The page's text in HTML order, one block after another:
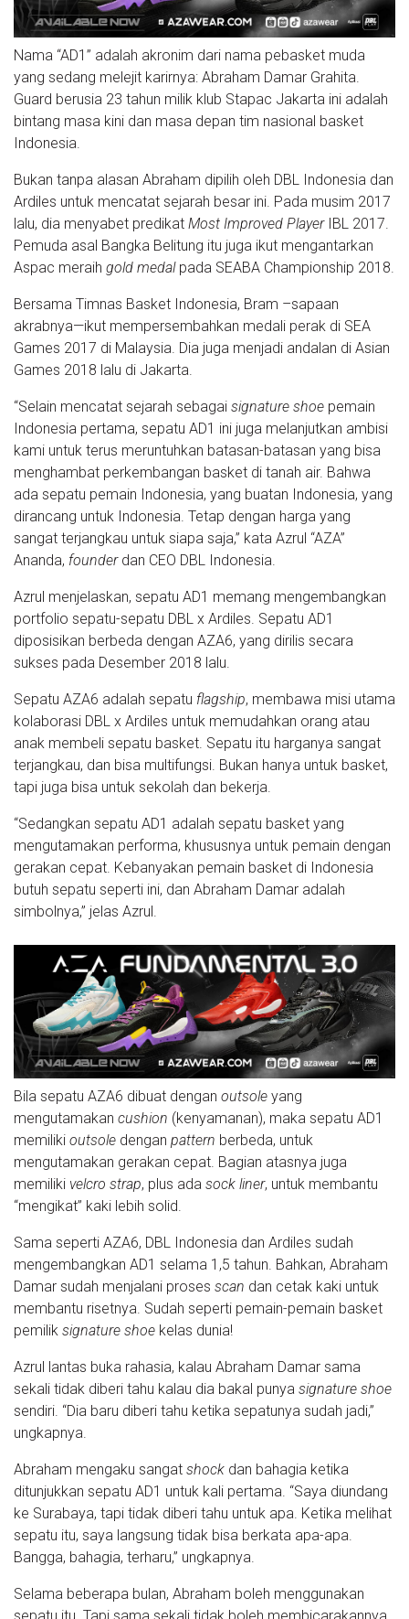
Nama “AD1” adalah akronim dari nama pebasket muda
yang sedang melejit karirnya: Abraham Damar Grahita.
Guard berusia 23 tahun milik klub Stapac Jakarta ini adalah
bintang masa kini dan masa depan tim nasional basket
Indonesia.
Bukan tanpa alasan Abraham dipilih oleh DBL Indonesia dan
Ardiles untuk mencatat sejarah besar ini. Pada musim 2017
lalu, dia menyabet predikat Most Improved PlayerIBL 2017.
Pemuda asal Bangka Belitung itu juga ikut mengantarkan
Aspac meraih gold medalpada SEABA Championship 2018.
Bersama Timnas Basket Indonesia, Bram –sapaan
akrabnya—ikut mempersembahkan medali perak di SEA
Games 2017 di Malaysia. Dia juga menjadi andalan di Asian
Games 2018 lalu di Jakarta.
“Selain mencatat sejarah sebagai signature shoe pemain
Indonesia pertama, sepatu AD1 ini juga melanjutkan ambisi
kami untuk terus meruntuhkan batasan-batasan yang bisa
menghambat perkembangan basket di tanah air. Bahwa
ada sepatu pemain Indonesia, yang buatan Indonesia, yang
dirancang untuk Indonesia. Tetap dengan harga yang
sangat terjangkau untuk siapa saja,” kata Azrul “AZA”
Ananda, founderdan CEO DBL Indonesia.
Azrul menjelaskan, sepatu AD1 memang mengembangkan
portfolio sepatu-sepatu DBL x Ardiles. Sepatu AD1
diposisikan berbeda dengan AZA6, yang dirilis secara
sukses pada Desember 2018 lalu.
Sepatu AZA6 adalah sepatu flagship, membawa misi utama
kolaborasi DBL x Ardiles untuk memudahkan orang atau
anak membeli sepatu basket. Sepatu itu harganya sangat
terjangkau, dan bisa multifungsi. Bukan hanya untuk basket,
tapi juga bisa untuk sekolah dan bekerja.
“Sedangkan sepatu AD1 adalah sepatu basket yang
mengutamakan performa, khususnya untuk pemain dengan
gerakan cepat. Kebanyakan pemain basket di Indonesia
butuh sepatu seperti ini, dan Abraham Damar adalah
simbolnya,” jelas Azrul.
Bila sepatu AZA6 dibuat dengan outsole yang
mengutamakan cushion (kenyamanan), maka sepatu AD1
memiliki outsole dengan pattern berbeda, untuk
mengutamakan gerakan cepat. Bagian atasnya juga
memiliki velcro strap, plus ada sock liner, untuk membantu
“mengikat” kaki lebih solid.
Sama seperti AZA6, DBL Indonesia dan Ardiles sudah
mengembangkan AD1 selama 1,5 tahun. Bahkan, Abraham
Damar sudah menjalani proses scan dan cetak kaki untuk
membantu risetnya. Sudah seperti pemain-pemain basket
pemilik signature shoe kelas dunia!
Azrul lantas buka rahasia, kalau Abraham Damar sama
sekali tidak diberi tahu kalau dia bakal punya signature shoe
sendiri. “Dia baru diberi tahu ketika sepatunya sudah jadi,”
ungkapnya.
Abraham mengaku sangat shock dan bahagia ketika
ditunjukkan sepatu AD1 untuk kali pertama. “Saya diundang
ke Surabaya, tapi tidak diberi tahu untuk apa. Ketika melihat
sepatu itu, saya langsung tidak bisa berkata apa-apa.
Bangga, bahagia, terharu,” ungkapnya.
Selama beberapa bulan, Abraham boleh menggunakan